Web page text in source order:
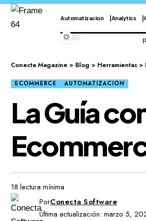
Automatizacion Analytics
Conecta Magazine > Blog > Herramientas >
ECOMMERCE AUTOMATIZACION
La Guía
Última actualización: marzo 5,
PorConecta Software
18 lectura mínima